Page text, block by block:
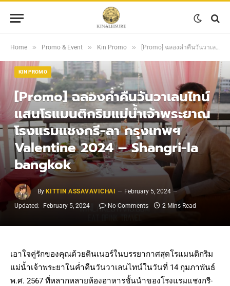
Home » Promo & Event » Kin Promo » [Promo] ฉลองค่ำคืนวันวาเลนไทน์แสนโรแมนติกริมแม่น้ำเจ้าพระยาณ โรงแรมแชงกรี-ลา กรุงเทพฯ Valentine 2024 – Shangri-la bangkok
KIN PROMO
[Promo] ฉลองค่ำคืนวันวาเลนไทน์
แสนโรแมนติกริมแม่น้ำเจ้าพระยาณ
โรงแรมแชงกรี-ลา กรุงเทพฯ
Valentine 2024 – Shangri-la
bangkok
By KITTIN ASSAVAVICHAI
February 5, 2024
Updated:
February 5, 2024 No Comments 2 Mins Read
เอาใจคู่รักของคุณด้วยดินเนอร์ในบรรยากาศสุดโรแมนติกริม
แม่น้ำเจ้าพระยาในค่ำคืนวันวาเลนไทน์ในวันที่ 14 กุมภาพันธ์
พ.ศ. 2567 ที่หลากหลายห้องอาหารชั้นนำของโรงแรมแชงกรี-